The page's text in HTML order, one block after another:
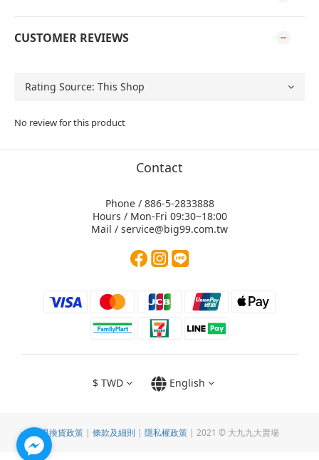
CUSTOMER REVIEWS
No review for this product
Contact
Phone / 886-5-2833888
Hours / Mon-Fri 09:30~18:00
Mail / service@big99.com.tw
$ TWD English
退換貨政策| 條款及細則 | 隱私權政策| 2021 © 大九九大賣場